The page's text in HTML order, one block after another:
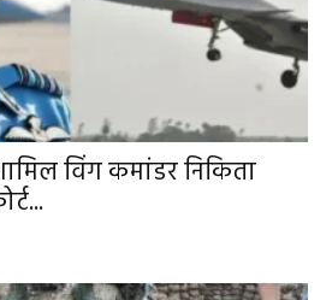
विंग कमांडर निकिता